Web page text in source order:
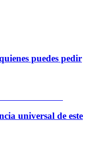
puedes pedir
universal de este